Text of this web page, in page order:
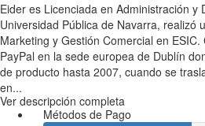
Eider es Licenciada en Administración y
Universidad Pública de Navarra, realizó
Marketing y Gestión Comercial en
PayPal en la sede europea de Dublín
de producto hasta 2007, cuando se
en...
Ver descripción completa
Métodos de Pago